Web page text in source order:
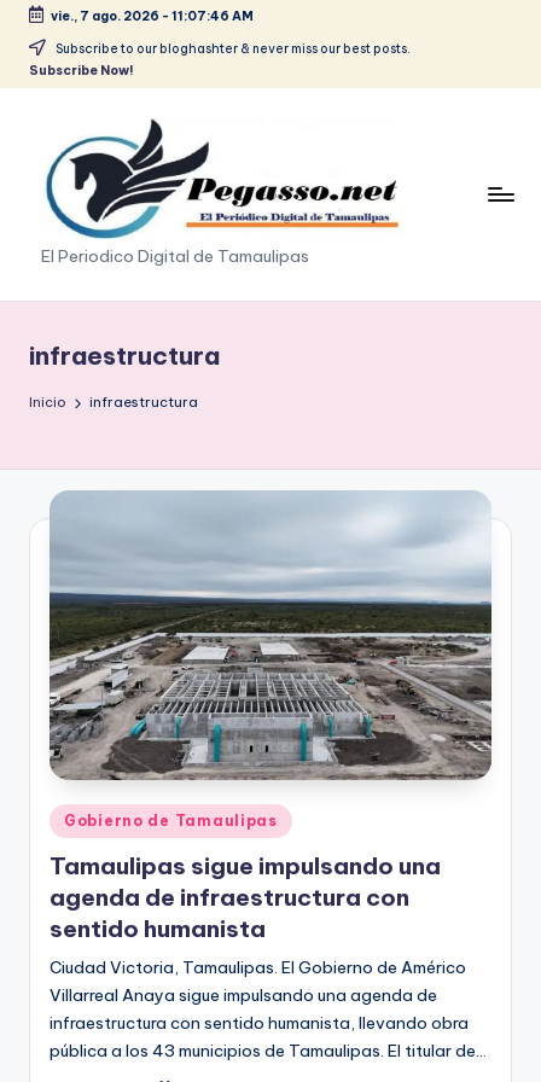
Saltar
vie., 7 ago. 2026 - 11:07:47 AM
Subscribe to our bloghashter & never miss our best posts.
Subscribe Now!
p
e
g
s
.
p
r
e
s
s
El Periodico Digital de Tamaulipas
infraestructura
Inicio infraestructura
Publicado
en
Gobierno de Tamaulipas
Tamaulipas sigue impulsando una
agenda de infraestructura con
sentido humanista
Ciudad Victoria, Tamaulipas. El Gobierno de Américo
Villarreal Anaya sigue impulsando una agenda de
infraestructura con sentido humanista, llevando obra
pública a los 43 municipios de Tamaulipas. El titular de…